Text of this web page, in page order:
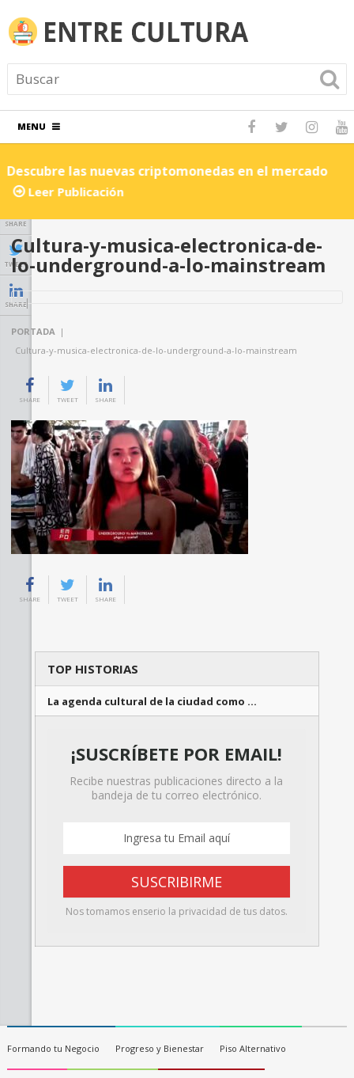
MENU
Descubre las nuevas criptomonedas en el mercado
Leer Publicación
SHARE
TWEET
SHARE
Cultura-y-musica-electronica-de-
lo-underground-a-lo-mainstream
PORTADA |
Cultura-y-musica-electronica-de-lo-underground-a-lo-mainstream
SHARE TWEET SHARE
SHARE TWEET SHARE
TOP HISTORIAS
La agenda cultural de la ciudad como …
¡SUSCRÍBETE POR EMAIL!
Recibe nuestras publicaciones directo a la
bandeja de tu correo electrónico.
Nos tomamos enserio la privacidad de tus datos.
Formando tu Negocio Progreso y Bienestar Piso Alternativo